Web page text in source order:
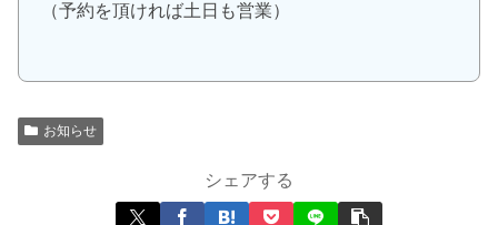
（予約を頂ければ土日も営業）
お知らせ
シェアする